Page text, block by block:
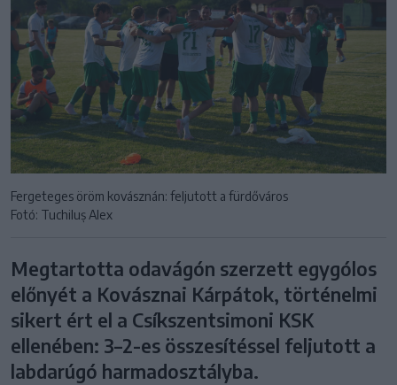
Fergeteges öröm kovásznán: feljutott a fürdőváros
Fotó: Tuchiluș Alex
Megtartotta odavágón szerzett egygólos
előnyét a Kovásznai Kárpátok, történelmi
sikert ért el a Csíkszentsimoni KSK
ellenében: 3–2-es összesítéssel feljutott a
labdarúgó harmadosztályba.